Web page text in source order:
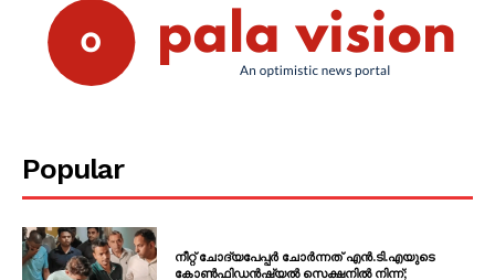
Popular
നീറ്റ് ചോദ്യപേപ്പർ ചോർന്നത് എൻ.ടി.എയുടെ
കോൺഫിഡൻഷ്യൽ സെക്ഷനിൽ നിന്ന്;